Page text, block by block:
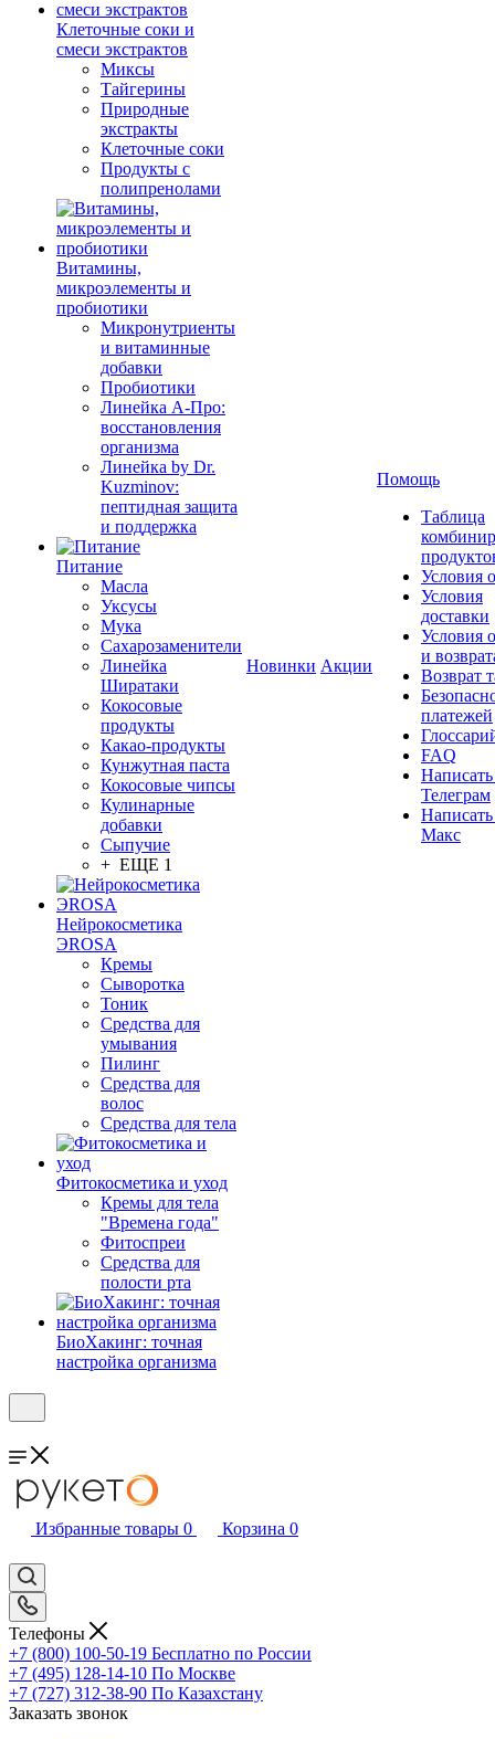
Клеточные соки и
смеси экстрактов
Миксы
Тайгерины
Природные
экстракты
Клеточные соки
Продукты с
полипренолами
Витамины,
микроэлементы и
пробиотики
Микронутриенты
и витаминные
добавки
Пробиотики
Линейка А-Про:
восстановления
организма
Линейка by Dr.
Kuzminov:
пептидная защита
и поддержка
Питание
Масла
Уксусы
Мука
Сахарозаменители
Линейка
Ширатаки
Кокосовые
продукты
Какао-продукты
Кунжутная паста
Кокосовые чипсы
Кулинарные
добавки
Сыпучие
+ ЕЩЕ 1
Нейрокосметика
ЭROSA
Кремы
Сыворотка
Тоник
Средства для
умывания
Пилинг
Средства для
волос
Средства для тела
Фитокосметика и уход
Кремы для тела
"Времена года"
Фитоспреи
Средства для
полости рта
БиоХакинг: точная
настройка организма
Новинки Акции
Помощь
Таблица
Условия
Условия
доставки
Условия
и
Возврат
платежей
FAQ
Телеграм
Макс
Избранные товары 0 Корзина 0
Телефоны
+7 (800) 100-50-19 Бесплатно по России
+7 (495) 128-14-10 По Москве
+7 (727) 312-38-90 По Казахстану
Заказать звонок